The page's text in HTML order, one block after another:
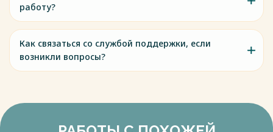
работу?
Как связаться со службой поддержки, если
возникли вопросы?